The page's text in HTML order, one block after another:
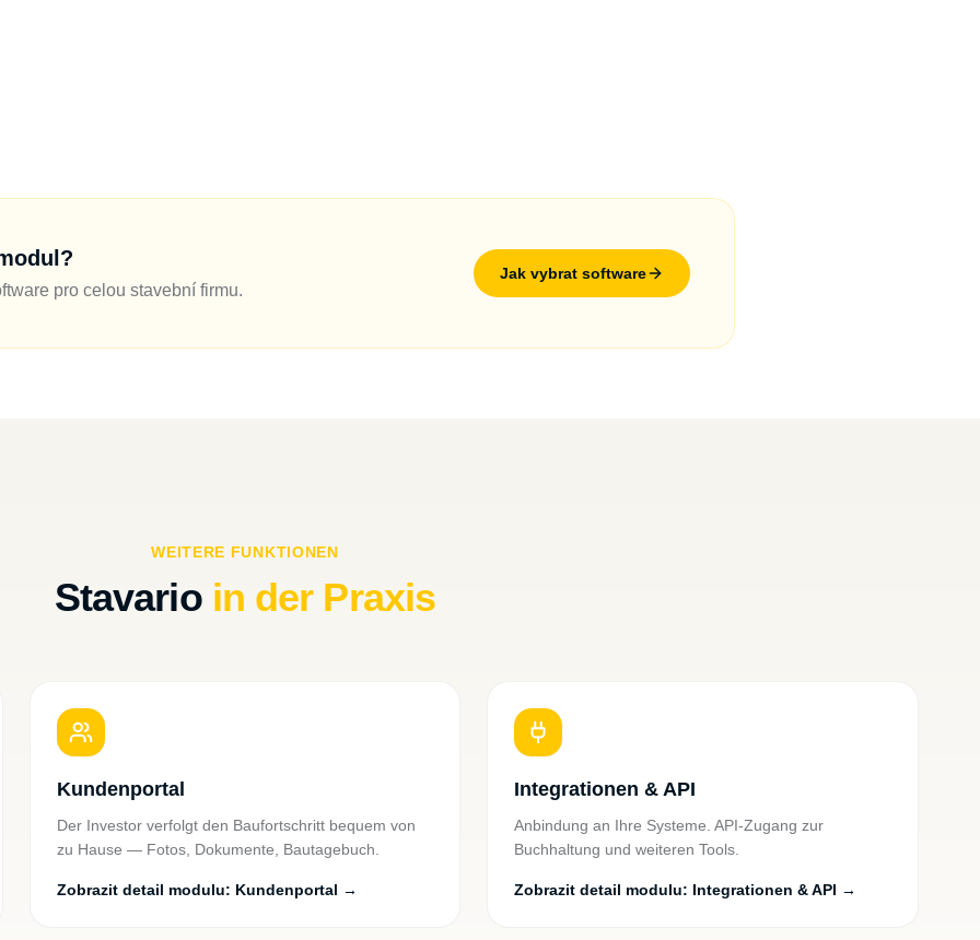
pro celou stavební firmu.
Jak vybrat software
WEITERE FUNKTIONEN
Stavario in der Praxis
Kundenportal
Der Investor verfolgt den Baufortschritt bequem von
zu Hause — Fotos, Dokumente, Bautagebuch.
Zobrazit detail modulu: Kundenportal →
Integrationen & API
Anbindung an Ihre Systeme. API-Zugang zur
Buchhaltung und weiteren Tools.
Zobrazit detail modulu: Integrationen & API →